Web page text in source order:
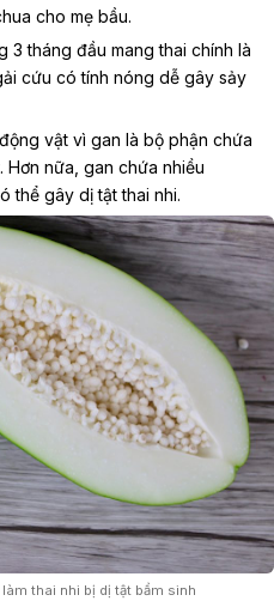
cho mẹ bầu.
3 tháng đầu mang thai chính là
cứu có tính nóng dễ gây sảy
vật vì gan là bộ phận chứa
nữa, gan chứa nhiều
thể gây dị tật thai nhi.
thai nhi bị dị tật bẩm sinh